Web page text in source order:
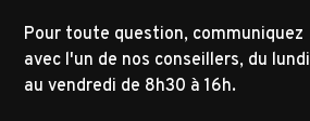
Pour toute question, communiquez
avec l'un de nos conseillers, du lundi
au vendredi de 8h30 à 16h.